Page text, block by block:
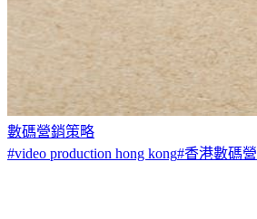
數碼營銷策略
#video production hong kong#香港數碼